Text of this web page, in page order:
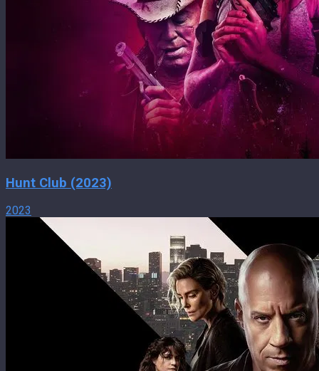
Hunt Club (2023)
2023